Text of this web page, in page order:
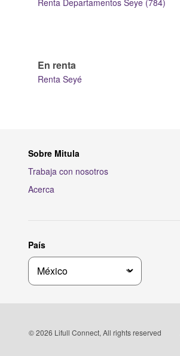
Renta Departamentos Seye (784)
En renta
Renta Seyé
Sobre Mitula
Trabaja con nosotros
Acerca
País
© 2026 Lifull Connect, All rights reserved